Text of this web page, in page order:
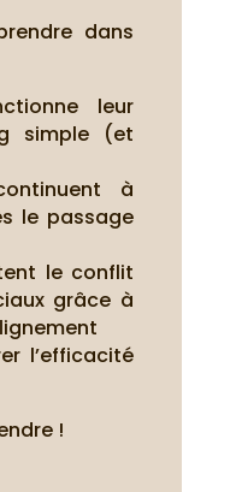
dans
leur
simple (et
à
le passage
le conflit
grâce à
l’efficacité
!